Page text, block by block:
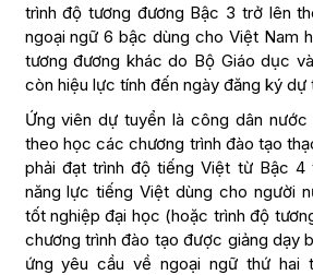
trình độ tương đương Bậc 3 trở lên
ngoại ngữ 6 bậc dùng cho Việt Nam
tương đương khác do Bộ Giáo dục
còn hiệu lực tính đến ngày đăng ký dự
Ứng viên dự tuyển là công dân
theo học các chương trình đào tạo
phải đạt trình độ tiếng Việt từ Bậc 4
năng lực tiếng Việt dùng cho người
tốt nghiệp đại học (hoặc trình độ
chương trình đào tạo được giảng dạy
ứng yêu cầu về ngoại ngữ thứ hai